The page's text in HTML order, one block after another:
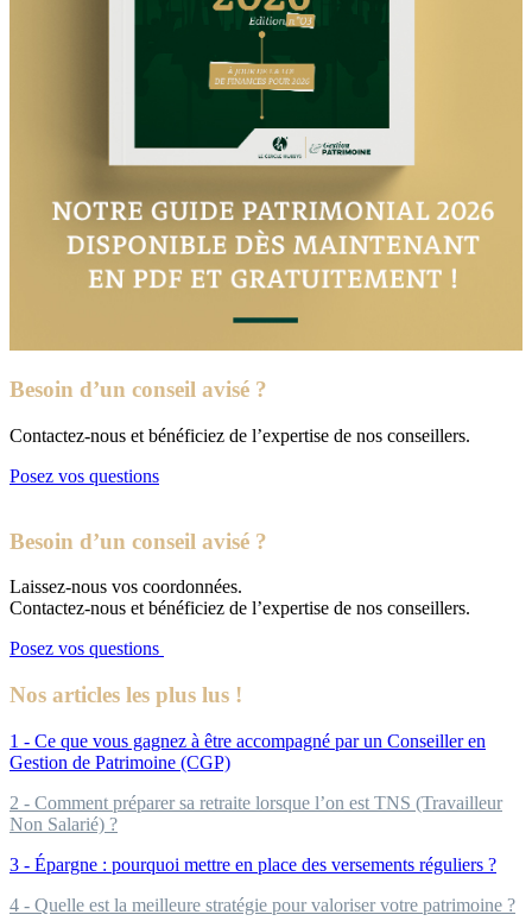
Besoin d’un conseil avisé ?
Contactez-nous et bénéficiez de l’expertise de nos conseillers.
Posez vos questions
Besoin d’un conseil avisé ?
Laissez-nous vos coordonnées.
Contactez-nous et bénéficiez de l’expertise de nos conseillers.
Posez vos questions
Nos articles les plus lus !
1 - Ce que vous gagnez à être accompagné par un Conseiller en
Gestion de Patrimoine (CGP)
2 - Comment préparer sa retraite lorsque l’on est TNS (Travailleur
Non Salarié) ?
3 - Épargne : pourquoi mettre en place des versements réguliers ?
4 - Quelle est la meilleure stratégie pour valoriser votre patrimoine ?